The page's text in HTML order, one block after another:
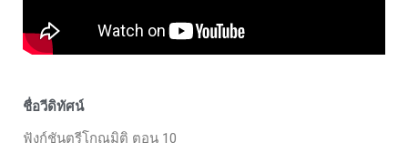
ชื่อวีดิทัศน์
ฟังก์ชันตรีโกณมิติ ตอน 10